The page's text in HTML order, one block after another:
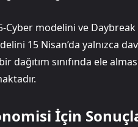
Cyber modelini ve
15 Nisan’da yalnızca
sınıfında ele
İçin